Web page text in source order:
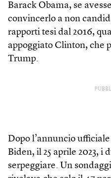
Barack Obama, se
convincerlo a non
rapporti tesi dal 2016,
appoggiato Clinton, che
Trump.
Dopo l’annuncio
Biden, il 25 aprile 2023, i
serpeggiare. Un